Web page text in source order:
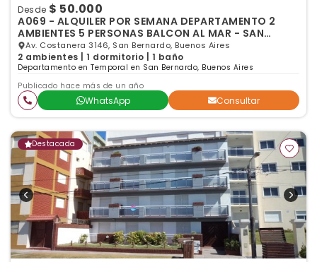
Desde $ 50.000
A069 - ALQUILER POR SEMANA DEPARTAMENTO 2
AMBIENTES 5 PERSONAS BALCON AL MAR - SAN
BERNARDO
Av. Costanera 3146, San Bernardo, Buenos Aires
2 ambientes | 1 dormitorio | 1 baño
Departamento en Temporal en San Bernardo, Buenos Aires
Publicado hace más de un año
WhatsApp Consultar
Destacada